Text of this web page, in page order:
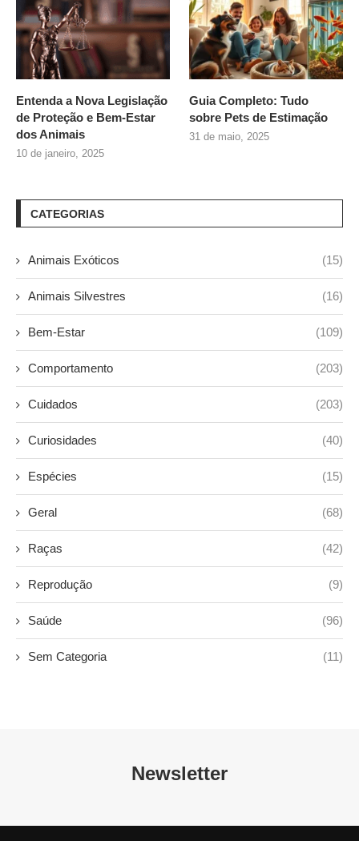
Entenda a Nova Legislação
de Proteção e Bem-Estar
dos Animais
10 de janeiro, 2025
Guia Completo: Tudo
sobre Pets de Estimação
31 de maio, 2025
CATEGORIAS
Animais Exóticos (15)
Animais Silvestres (16)
Bem-Estar (109)
Comportamento (203)
Cuidados (203)
Curiosidades (40)
Espécies (15)
Geral (68)
Raças (42)
Reprodução (9)
Saúde (96)
Sem Categoria (11)
Newsletter